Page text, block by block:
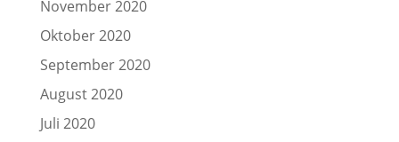
November 2020
Oktober 2020
September 2020
August 2020
Juli 2020